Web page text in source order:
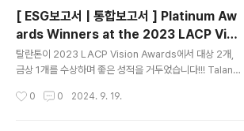
22 Sustainability Report. Winners include:LOTT
E Corporation 2022 Sustainability Report (Gran
d for Best of South Korea, Grand for Online Ann
ual Reports Design/Graphics)LOTTE Fine Chem
ical 2023 Sustainabili..
[ ESG보고서 | 통합보고서 ] Platinum Aw
ards Winners at the 2023 LACP Visi
on Awards
탈란톤이 2023 LACP Vision Awards에서 대상 2개,
금상 1개를 수상하며 좋은 성적을 거두었습니다!!! Talant
P Vision Awards. Winners include:LOTTE Corpo
0 0 2024. 9. 19.